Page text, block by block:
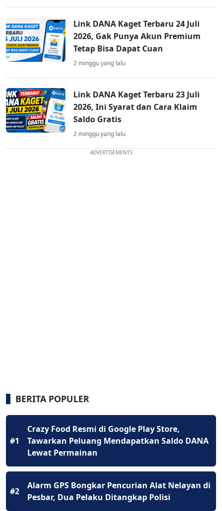
Link DANA Kaget Terbaru 24 Juli
2026, Gak Punya Akun Premium
Tetap Bisa Dapat Cuan
2 minggu yang lalu
Link DANA Kaget Terbaru 23 Juli
2026, Ini Syarat dan Cara Klaim
Saldo Gratis
2 minggu yang lalu
ADVERTISEMENTS
BERITA POPULER
#1
Crazy Food Resmi di Google Play Store,
Tawarkan Peluang Mendapatkan Saldo DANA
Lewat Permainan
#2
Alarm GPS Bongkar Pencurian Alat Nelayan di
Pesbar, Dua Pelaku Ditangkap Polisi